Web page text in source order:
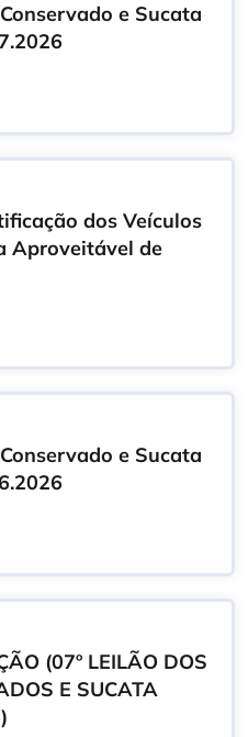
e Sucata
dos Veículos
Aproveitável de
e Sucata
(07º LEILÃO DOS
E SUCATA